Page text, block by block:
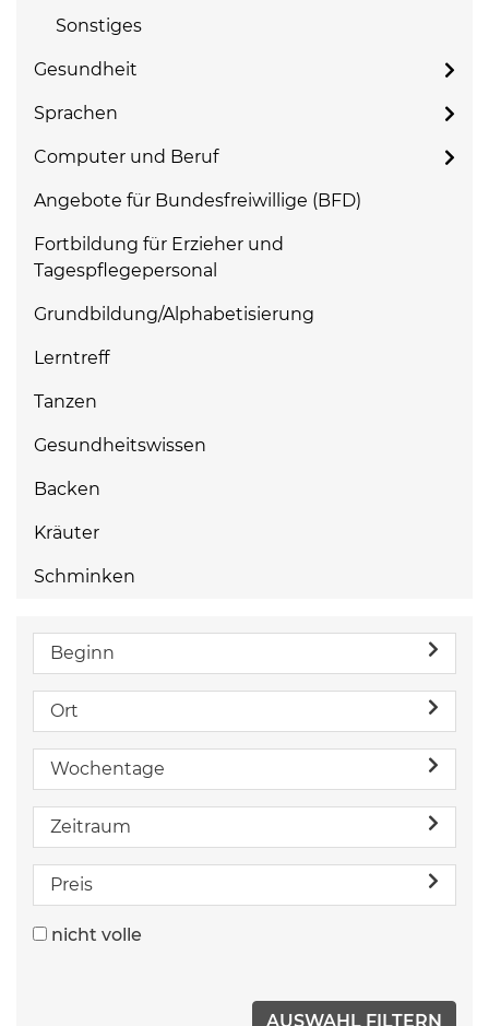
Sonstiges
Gesundheit
Sprachen
Computer und Beruf
Angebote für Bundesfreiwillige (BFD)
Fortbildung für Erzieher und
Tagespflegepersonal
Grundbildung/Alphabetisierung
Lerntreff
Tanzen
Gesundheitswissen
Backen
Kräuter
Schminken
Beginn
Ort
Wochentage
Zeitraum
Preis
nicht volle